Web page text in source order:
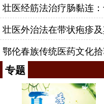
壮医经筋法治疗肠黏连
壮医外治法在带状疱疹
鄂伦春族传统医药文化
专题